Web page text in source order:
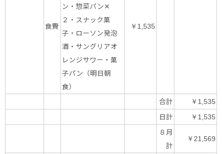
食費
ン・惣菜パン✕
２・スナック菓
子・ローソン発泡
酒・サングリアオ
レンジサワー・菓
子パン（明日朝
食）
￥1,535
合計 ￥1,535
日計 ￥1,535
８月
計
￥21,569